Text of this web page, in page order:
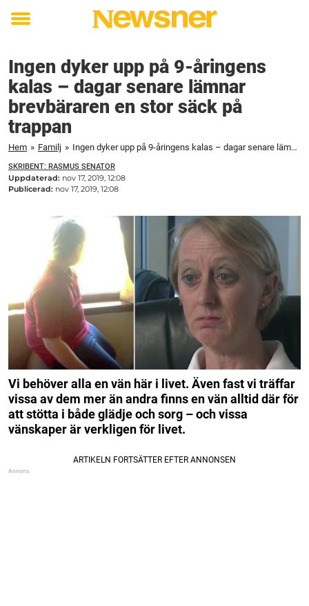
Toggle
Ingen dyker upp på 9-åringens
kalas – dagar senare lämnar
brevbäraren en stor säck på
trappan
Hem » Familj » Ingen dyker upp på 9-åringens kalas – dagar senare lämnar brevbäraren en stor säck på trappan
SKRIBENT: RASMUS SENATOR
Uppdaterad: nov 17, 2019, 12:08
Publicerad: nov 17, 2019, 12:08
Vi behöver alla en vän här i livet. Även fast vi träffar
vissa av dem mer än andra finns en vän alltid där för
att stötta i både glädje och sorg – och vissa
vänskaper är verkligen för livet.